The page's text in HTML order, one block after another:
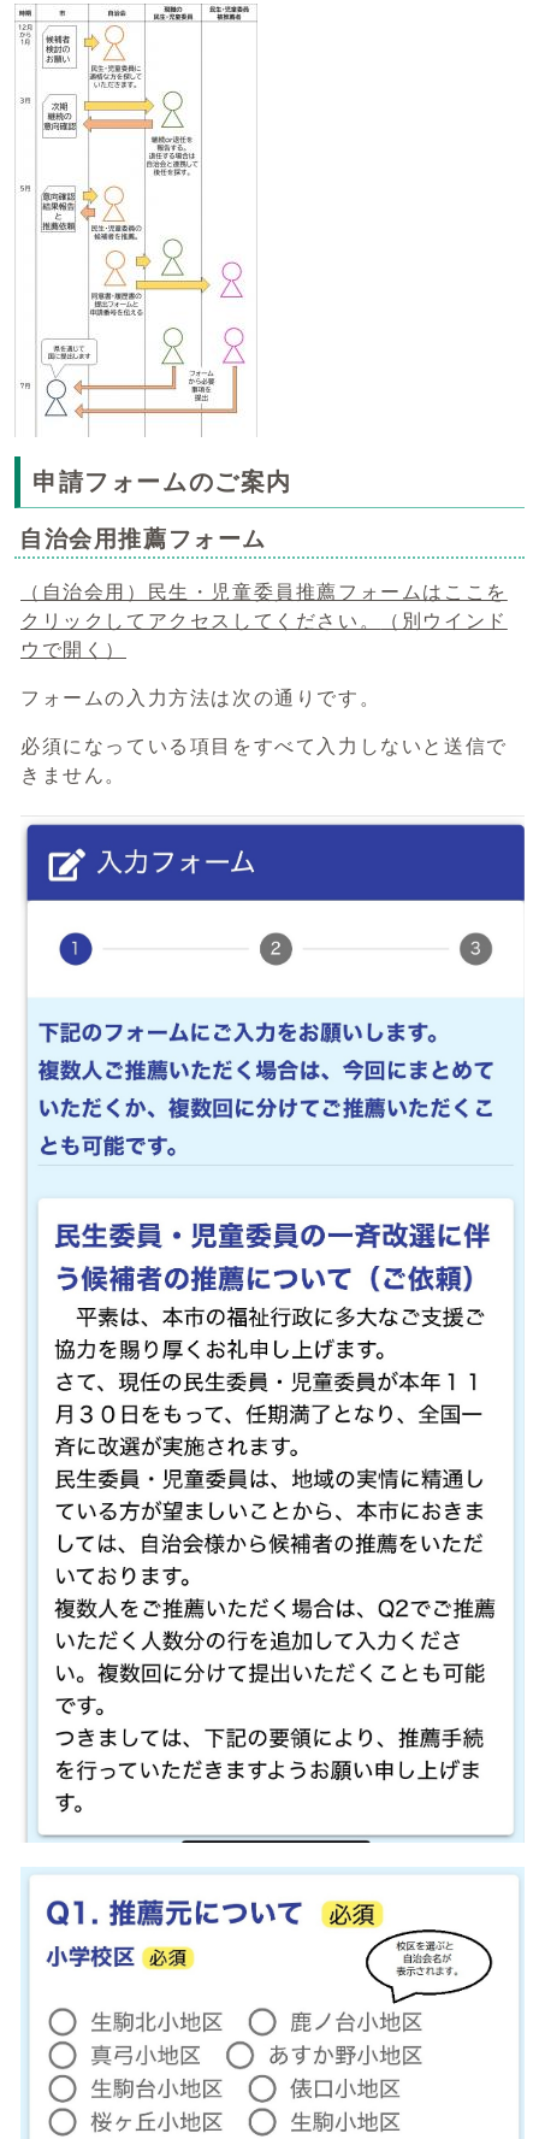
申請フォームのご案内
自治会用推薦フォーム
（自治会用）民生・児童委員推薦フォームはここを
クリックしてアクセスしてください。
（別ウインド
ウで開く）
フォームの入力方法は次の通りです。
必須になっている項目をすべて入力しないと送信で
きません。